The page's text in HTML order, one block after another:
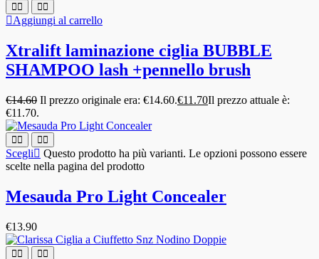
Aggiungi al carrello
Xtralift laminazione ciglia BUBBLE
SHAMPOO lash +pennello brush
€14.60 Il prezzo originale era: €14.60.€11.70Il prezzo attuale è:
€11.70.
Scegli
Questo prodotto ha più varianti. Le opzioni possono essere
scelte nella pagina del prodotto
Mesauda Pro Light Concealer
€13.90